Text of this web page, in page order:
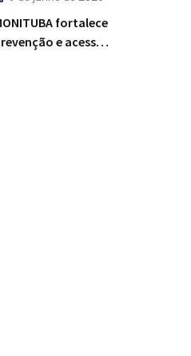
fortalece
e acesso